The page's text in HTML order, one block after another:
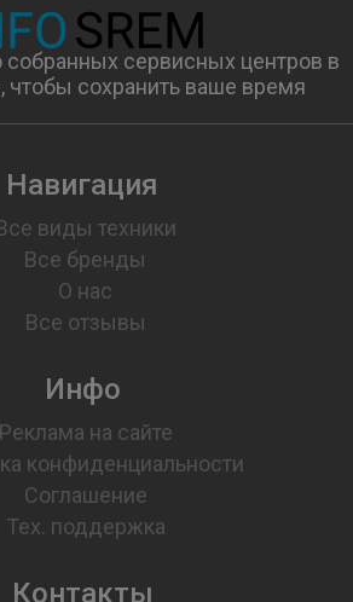
собранных сервисных центров в
чтобы сохранить ваше время
Навигация
виды техники
Все бренды
О нас
Все отзывы
Инфо
Реклама на сайте
конфиденциальности
Соглашение
Тех. поддержка
Контакты